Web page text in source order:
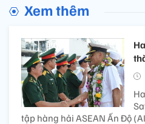
Xem thêm
tập hàng hải ASEAN Ấn Độ